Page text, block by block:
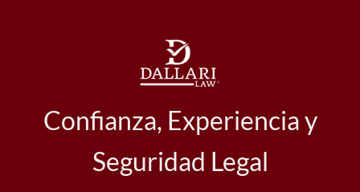
Confianza, Experiencia y
Seguridad Legal